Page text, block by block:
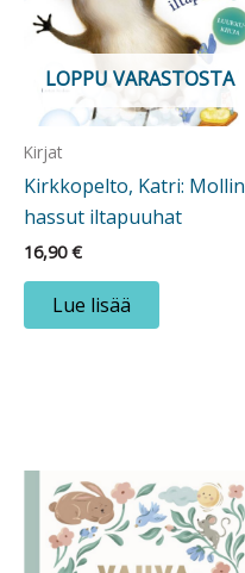
LOPPU VARASTOSTA
Kirjat
Kirkkopelto, Katri: Mollin
hassut iltapuuhat
16,90€
Lue lisää